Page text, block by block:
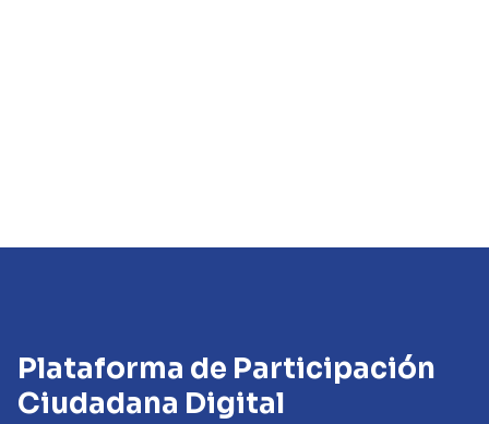
Plataforma de Participación
Ciudadana Digital